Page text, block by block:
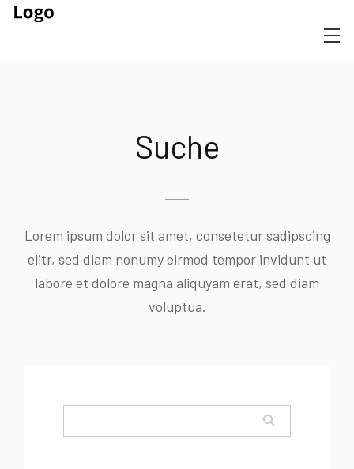
Suche
Lorem ipsum dolor sit amet, consetetur sadipscing
elitr, sed diam nonumy eirmod tempor invidunt ut
labore et dolore magna aliquyam erat, sed diam
voluptua.